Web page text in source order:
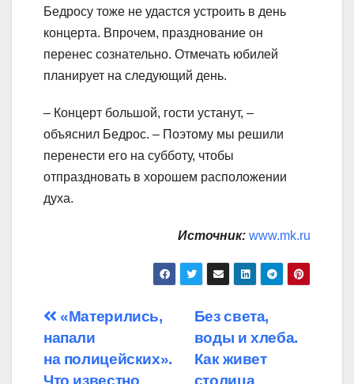
Бедросу тоже не удастся устроить в день
концерта. Впрочем, празднование он
перенес сознательно. Отмечать юбилей
планирует на следующий день.
– Концерт большой, гости устанут, –
объяснил Бедрос. – Поэтому мы решили
перенести его на субботу, чтобы
отпраздновать в хорошем расположении
духа.
Источник: www.mk.ru
Навигация
по
Без света,
воды и хлеба.
Как живет
столица
«Матерились,
напали
на полицейских».
Что известно